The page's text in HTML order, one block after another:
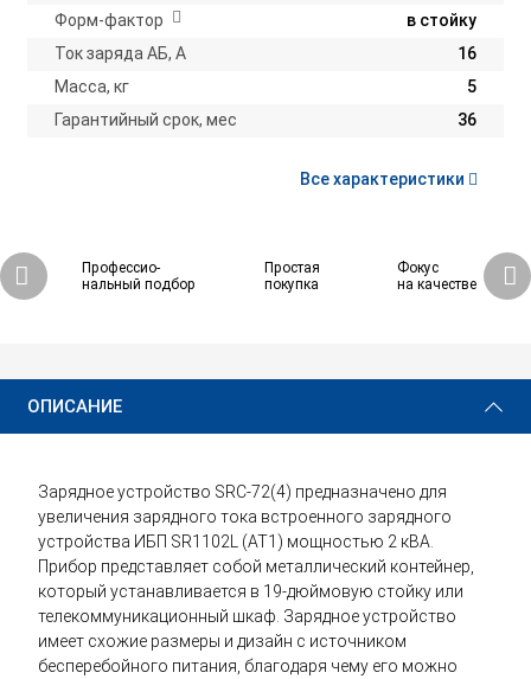
Форм-фактор
в стойку
Ток заряда АБ, А
16
Масса, кг
5
Гарантийный срок, мес
36
Все характеристики
Профессио-
нальный подбор
Простая
покупка
Фокус
на качестве
ОПИСАНИЕ
Зарядное устройство SRC-72(4) предназначено для
увеличения зарядного тока встроенного зарядного
устройства ИБП SR1102L (AT1) мощностью 2 кВА.
Прибор представляет собой металлический контейнер,
который устанавливается в 19-дюймовую стойку или
телекоммуникационный шкаф. Зарядное устройство
имеет схожие размеры и дизайн с источником
бесперебойного питания, благодаря чему его можно